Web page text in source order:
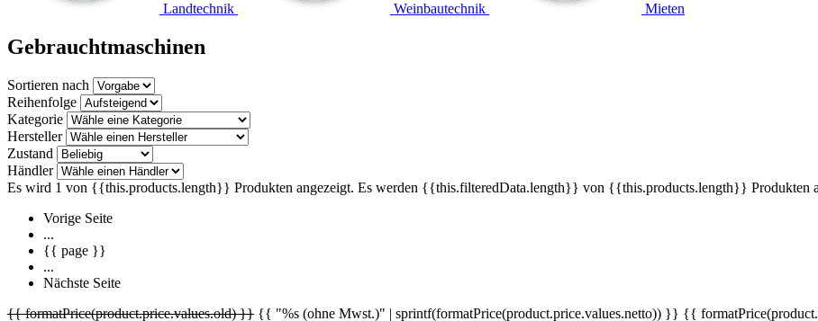
Landtechnik Weinbautechnik Mieten
Gebrauchtmaschinen
Sortieren nach
Reihenfolge
Kategorie
Hersteller
Zustand
Händler
Es wird 1 von {{this.products.length}} Produkten angezeigt. Es werden {{this.filteredData.length}} von {{this.products.length}} Produkten
Vorige Seite
...
{{ page }}
...
Nächste Seite
{{ formatPrice(product.price.values.old) }} {{ "%s (ohne Mwst.)" | sprintf(formatPrice(product.price.values.netto)) }} {{